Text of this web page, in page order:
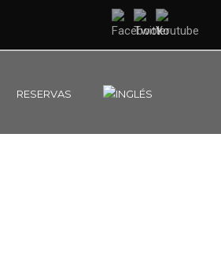
RESERVAS